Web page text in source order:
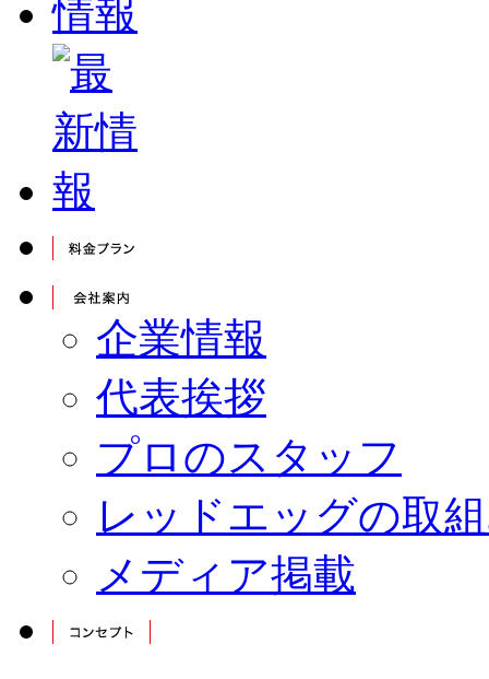
企業情報
代表挨拶
プロのスタッフ
レッドエッグの取
メディア掲載